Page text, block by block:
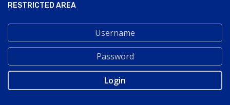
RESTRICTED AREA